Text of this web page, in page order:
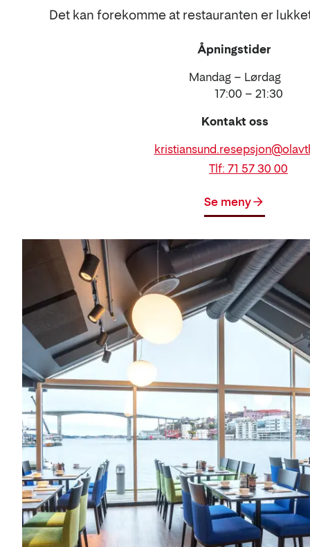
Det kan forekomme at restauranten er
Åpningstider
Mandag – Lørdag
17:00 – 21:30
Kontakt oss
Tlf: 71 57 30 00
Se meny